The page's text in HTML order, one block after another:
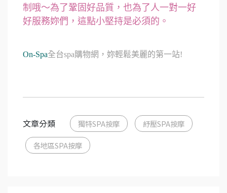
制哦～為了鞏固好品質，也為了人一對一好
好服務妳們，這點小堅持是必須的。
On-Spa全台spa購物網，妳輕鬆美麗的第一站!
文章分類 獨特SPA按摩 紓壓SPA按摩
各地區SPA按摩